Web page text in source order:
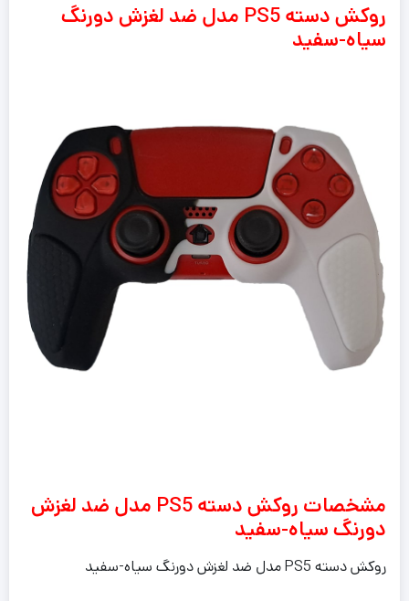
روکش دسته PS5 مدل ضد لغزش دورنگ
سیاه-سفید
مشخصات روکش دسته PS5 مدل ضد لغزش
دورنگ سیاه-سفید
روکش دسته PS5 مدل ضد لغزش دورنگ سیاه-سفید